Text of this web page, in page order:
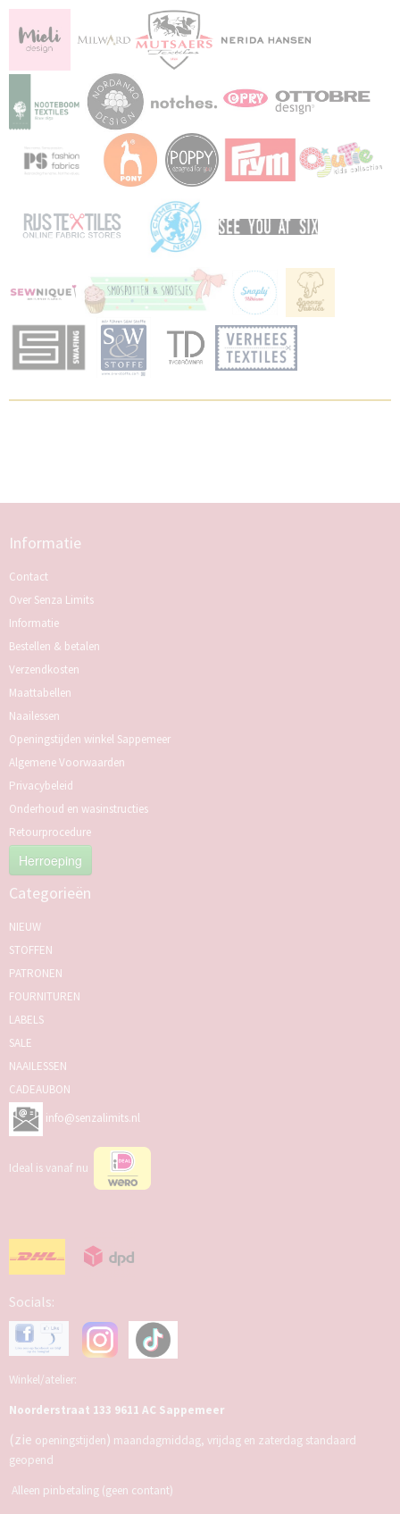
Informatie
Contact
Over Senza Limits
Informatie
Bestellen & betalen
Verzendkosten
Maattabellen
Naailessen
Openingstijden winkel Sappemeer
Algemene Voorwaarden
Privacybeleid
Onderhoud en wasinstructies
Retourprocedure
Herroeping
Categorieën
NIEUW
STOFFEN
PATRONEN
FOURNITUREN
LABELS
SALE
NAAILESSEN
CADEAUBON
info@senzalimits.nl
Ideal is vanaf nu
Socials:
Winkel/atelier:
Noorderstraat 133 9611 AC Sappemeer
(zie openingstijden) maandagmiddag, vrijdag en zaterdag standaard
geopend
Alleen pinbetaling (geen contant)